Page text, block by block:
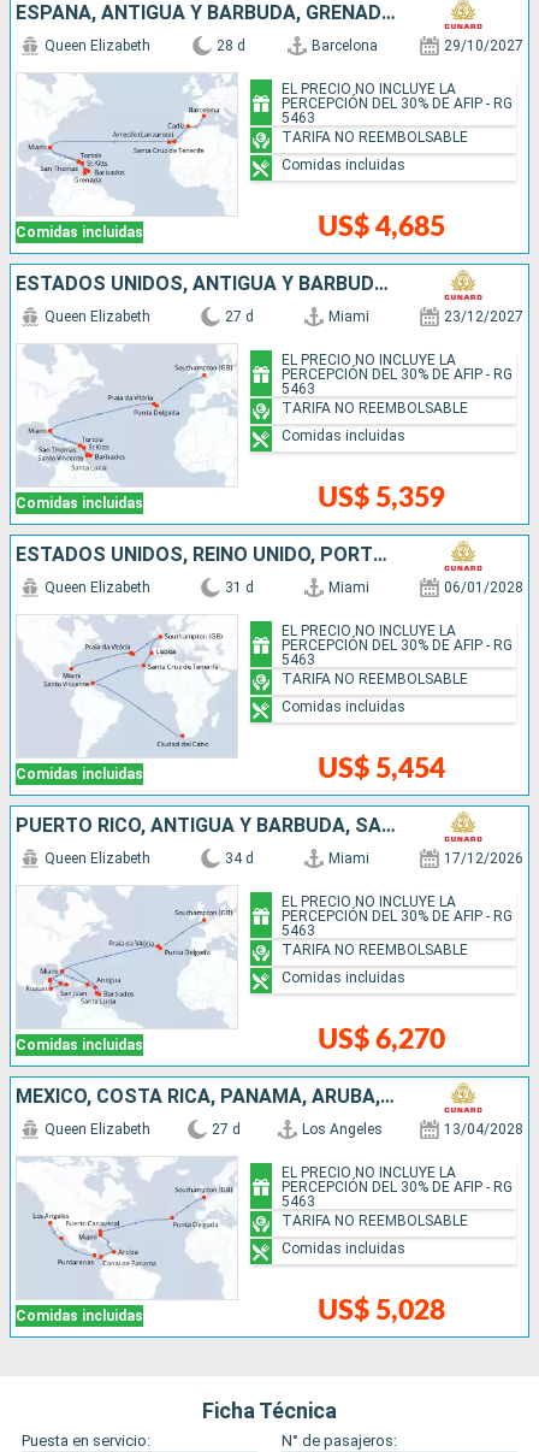
ESPAÑA, ANTIGUA Y BARBUDA, GRENADA, BARBADOS, SANTA LUCIA, SAN MARTÍN, ESTADOS UNIDOS
Comidas incluidas
Queen Elizabeth 28 d Barcelona 29/10/2027
US$ 4,685
EL PRECIO NO INCLUYE LA
PERCEPCIÓN DEL 30% DE AFIP - RG
5463
TARIFA NO REEMBOLSABLE
Comidas incluidas
ESTADOS UNIDOS, ANTIGUA Y BARBUDA, SAN VINCENT Y LAS GRANADINAS, BARBADOS, SANTA LUCIA, SAN MARTÍN, PORTUGAL, REINO UNIDO
Comidas incluidas
Queen Elizabeth 27 d Miami 23/12/2027
US$ 5,359
EL PRECIO NO INCLUYE LA
PERCEPCIÓN DEL 30% DE AFIP - RG
5463
TARIFA NO REEMBOLSABLE
Comidas incluidas
ESTADOS UNIDOS, REINO UNIDO, PORTUGAL, SAN VINCENT Y LAS GRANADINAS, SUDAFRICA
Comidas incluidas
Queen Elizabeth 31 d Miami 06/01/2028
US$ 5,454
EL PRECIO NO INCLUYE LA
PERCEPCIÓN DEL 30% DE AFIP - RG
5463
TARIFA NO REEMBOLSABLE
Comidas incluidas
PUERTO RICO, ANTIGUA Y BARBUDA, SANTA LUCIA, BARBADOS, SAN MARTÍN, ESTADOS UNIDOS, ISLAS CAIMÁN, JAMAICA, HONDURAS, MÉXICO, PORTUGAL, REINO UNIDO
Comidas incluidas
Queen Elizabeth 34 d Miami 17/12/2026
US$ 6,270
EL PRECIO NO INCLUYE LA
PERCEPCIÓN DEL 30% DE AFIP - RG
5463
TARIFA NO REEMBOLSABLE
Comidas incluidas
MÉXICO, COSTA RICA, PANAMÁ, ARUBA, ESTADOS UNIDOS, PORTUGAL, REINO UNIDO
Comidas incluidas
Queen Elizabeth 27 d Los Angeles 13/04/2028
US$ 5,028
EL PRECIO NO INCLUYE LA
PERCEPCIÓN DEL 30% DE AFIP - RG
5463
TARIFA NO REEMBOLSABLE
Comidas incluidas
Ficha Técnica
Puesta en servicio:
N° de pasajeros: